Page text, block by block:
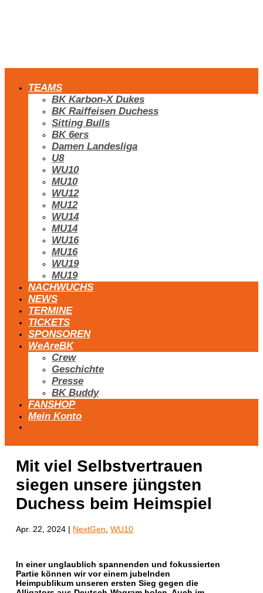
TEAMS
BK Karbon-X Dukes
BK Raiffeisen Duchess
Sitting Bulls
BK 6ers
Damen Landesliga
U8
WU10
MU10
WU12
MU12
WU14
MU14
WU16
MU16
WU19
MU19
NACHWUCHS
NEWS
TERMINE
TICKETS
SPONSOREN
WeAreBK
Crew
Geschichte
Presse
BK Buddy
FANSHOP
Mein Konto
Mit viel Selbstvertrauen
siegen unsere jüngsten
Duchess beim Heimspiel
Apr. 22, 2024 | NextGen ,WU10
In einer unglaublich spannenden und fokussierten
Partie können wir vor einem jubelnden
Heimpublikum unseren ersten Sieg gegen die